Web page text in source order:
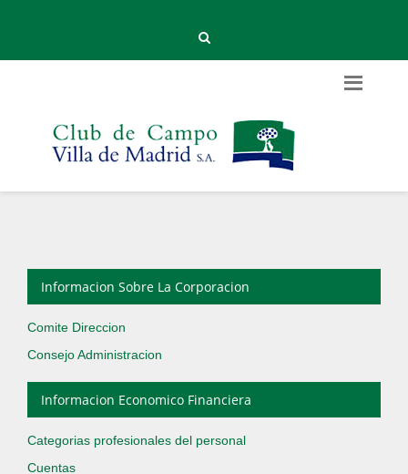
Informacion Sobre La Corporacion
Comite Direccion
Consejo Administracion
Informacion Economico Financiera
Categorias profesionales del personal
Cuentas